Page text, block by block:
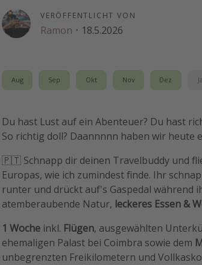
VERÖFFENTLICHT VON
Ramon · 18.5.2026
Aug Sep Okt Nov Dez
Du hast Lust auf ein Abenteuer? Du hast
So richtig doll? Daannnnn haben wir heute
🇵🇹 Schnapp dir deinen Travelbuddy und
Europas, wie ich zumindest finde. Ihr
runter und drückt auf's Gaspedal während
atemberaubende Natur, leckeres Essen &
1 Woche inkl. Flügen, ausgewählten
ehemaligen Palast bei Coimbra sowie dem
unbegrenzten Freikilometern und